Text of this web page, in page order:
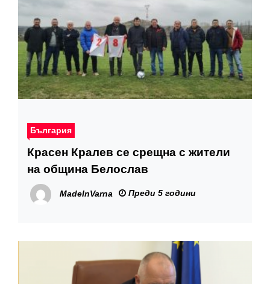
България
Красен Кралев се срещна с жители
на община Белослав
MadeInVarna Преди 5 години